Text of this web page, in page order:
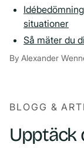
situationer
Så mäter du
By Alexander
BLOGG &
Upptäck